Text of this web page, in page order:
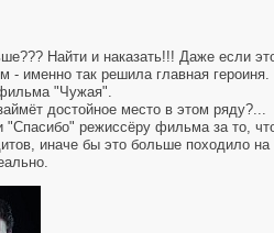
Найти и наказать!!! Даже если
- именно так решила главная
"Чужая".
достойное место в этом ряду?...
"Спасибо" режиссёру фильма за то,
иначе бы это больше походило на